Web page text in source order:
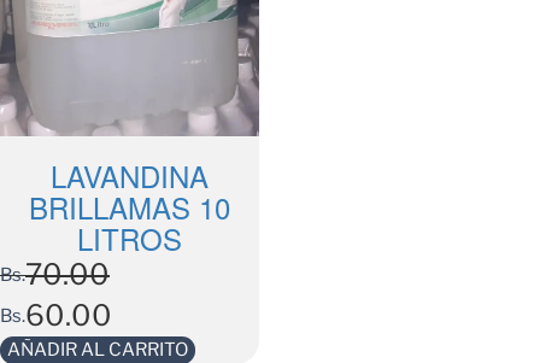
LAVANDINA
BRILLAMAS 10
LITROS
Bs.70.00
Bs.60.00
AÑADIR AL CARRITO